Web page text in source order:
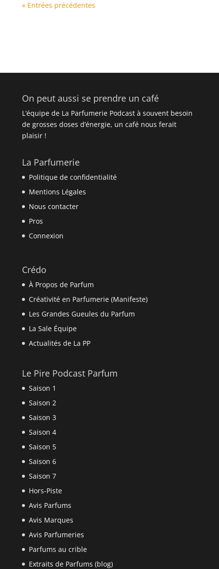
« Entrées précédentes
On peut aussi se prendre un café
L’équipe de La Parfumerie Podcast à souvent besoin
de grosses doses d’énergie, un café nous ferait
plaisir !
La Parfumerie
Politique de confidentialité
Mentions Légales
Nous contacter
Pros
Connexion
Crédo
À Propos de Parfum
Créativité en Parfumerie (Manifeste)
Les Grandes Gueules du Parfum
La Sale Équipe
Actualités de La PP
Le Pire Podcast Parfum
Saison 1
Saison 2
Saison 3
Saison 4
Saison 5
Saison 6
Saison 7
Hors-Piste
Avis Parfums
Avis Marques
Avis Parfumeries
Parfums au crible
Extraits de Parfums (blog)